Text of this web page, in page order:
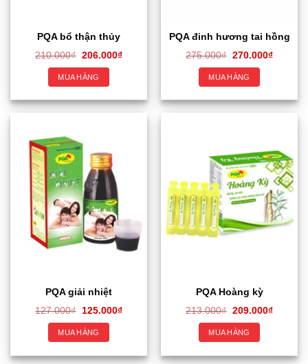
PQA bổ thận thủy
210.000₫ 206.000₫
MUA HÀNG
PQA đinh hương tai hồng
275.000₫ 270.000₫
MUA HÀNG
PQA giải nhiệt
127.000₫ 125.000₫
MUA HÀNG
PQA Hoàng kỳ
213.000₫ 209.000₫
MUA HÀNG